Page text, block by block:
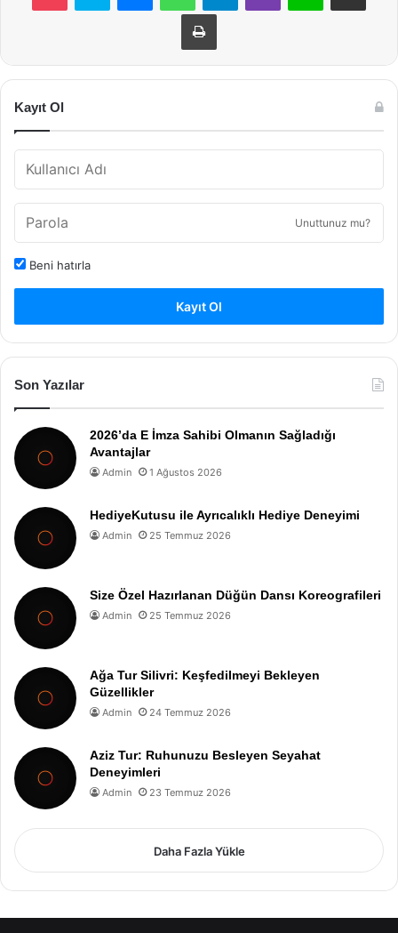
Yazdır
Kayıt Ol
Unuttunuz mu?
Beni hatırla
Kayıt Ol
Son Yazılar
2026’da E İmza Sahibi Olmanın Sağladığı
Avantajlar
Admin 1 Ağustos 2026
HediyeKutusu ile Ayrıcalıklı Hediye Deneyimi
Admin 25 Temmuz 2026
Size Özel Hazırlanan Düğün Dansı Koreografileri
Admin 25 Temmuz 2026
Ağa Tur Silivri: Keşfedilmeyi Bekleyen
Güzellikler
Admin 24 Temmuz 2026
Aziz Tur: Ruhunuzu Besleyen Seyahat
Deneyimleri
Admin 23 Temmuz 2026
Daha Fazla Yükle